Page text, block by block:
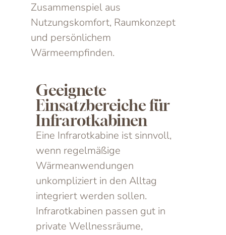
Zusammenspiel aus
Nutzungskomfort, Raumkonzept
und persönlichem
Wärmeempfinden.
Geeignete
Einsatzbereiche für
Infrarotkabinen
Eine Infrarotkabine ist sinnvoll,
wenn regelmäßige
Wärmeanwendungen
unkompliziert in den Alltag
integriert werden sollen.
Infrarotkabinen passen gut in
private Wellnessräume,